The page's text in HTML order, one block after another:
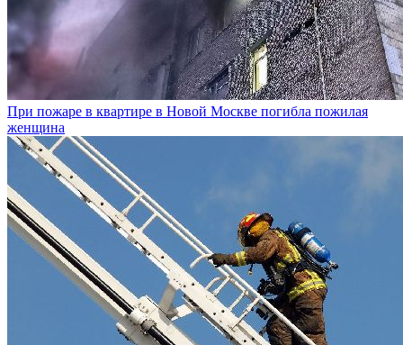
При пожаре в квартире в Новой Москве погибла пожилая
женщина